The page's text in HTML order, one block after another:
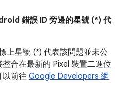
錯誤 ID 旁邊的星號 (*) 代
上星號 (*) 代表該問題並未公
合在最新的 Pixel 裝置二進位
以前往 Google Developers 網